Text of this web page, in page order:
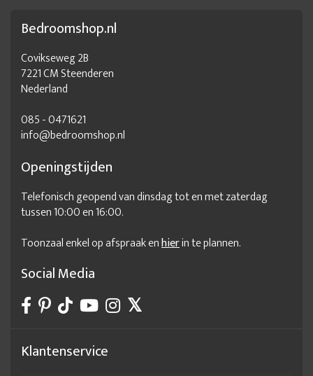
Bedroomshop.nl
Covikseweg 2B
7221 CM Steenderen
Nederland
085 - 0471621
info@bedroomshop.nl
Openingstijden
Telefonisch geopend van dinsdag tot en met zaterdag
tussen 10:00 en 16:00.
Toonzaal enkel op afspraak enhierin te plannen.
Social Media
Klantenservice